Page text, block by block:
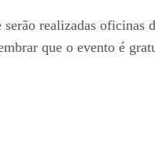
realizadas oficinas
que o evento é